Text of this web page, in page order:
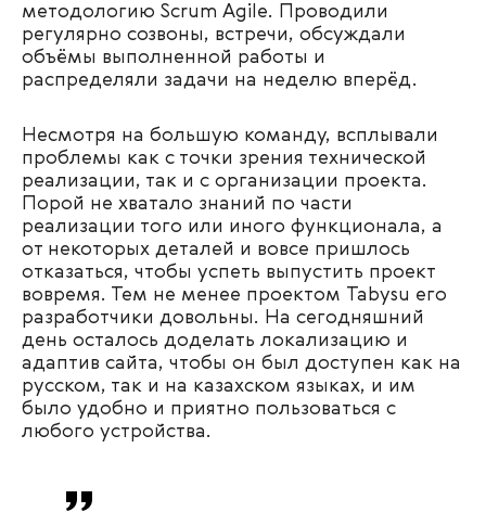
методологию Scrum Agile. Проводили
регулярно созвоны, встречи, обсуждали
объёмы выполненной работы и
распределяли задачи на неделю вперёд.
Несмотря на большую команду, всплывали
проблемы как с точки зрения технической
реализации, так и с организации проекта.
Порой не хватало знаний по части
реализации того или иного функционала, а
от некоторых деталей и вовсе пришлось
отказаться, чтобы успеть выпустить проект
вовремя. Тем не менее проектом Tabysu его
разработчики довольны. На сегодняшний
день осталось доделать локализацию и
адаптив сайта, чтобы он был доступен как на
русском, так и на казахском языках, и им
было удобно и приятно пользоваться с
любого устройства.